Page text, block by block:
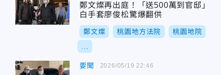
鄭文燦再出庭！「送500萬到官邸」
白手套廖俊松驚爆翻供
鄭文燦 桃園地方法院 桃園地院
要聞 2026/05/19 22:46